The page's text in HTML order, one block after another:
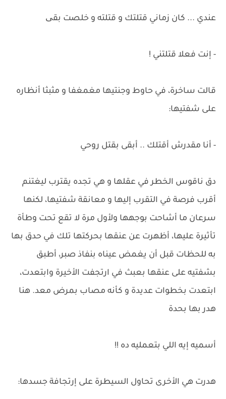
عندي ... كان زماني قتلتك و قتلته و خلصت بقی
- إنت فعلا قتلتني !
قالت ساخرة، في حاوط وجنتيها مغمغفا و مثبثا أنظاره
على شفتيها:
- أنا مقدرش أقتلك .. أبقى بقتل روحي
دق ناقوس الخطر في عقلها و هي تجده يقترب ليغتنم
أقرب فرصة في التقرب إليها و معانقة شفتيها، لكنها
سرعان ما أشاحت بوجهها ولأول مرة لا تقع تحت وطأة
تأثيرة عليها، أظهرت عن عنقها بحركتها تلك في حدق بها
به للحظات قبل أن يغمض عيناه بنفاذ صبر، أطبق
بشفتيه على عنقها بعبث في ارتجفت الأخيرة وابتعدت،
ابتعدت بخطوات عديدة و كأنه مصاب بمرض معد. هنا
هدر بها بحدة
أسميه إيه اللي بتعمليه ده !!
هدرت هي الأخرى تحاول السيطرة على إرتجافة جسدها: